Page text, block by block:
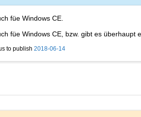
füe Windows CE.
füe Windows CE, bzw. gibt es überhaupt
to publish 2018-06-14